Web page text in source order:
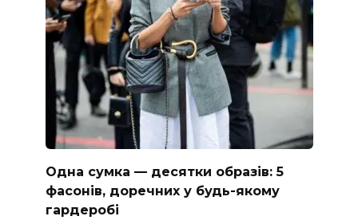
Одна сумка — десятки образів: 5
фасонів, доречних у будь-якому
гардеробі